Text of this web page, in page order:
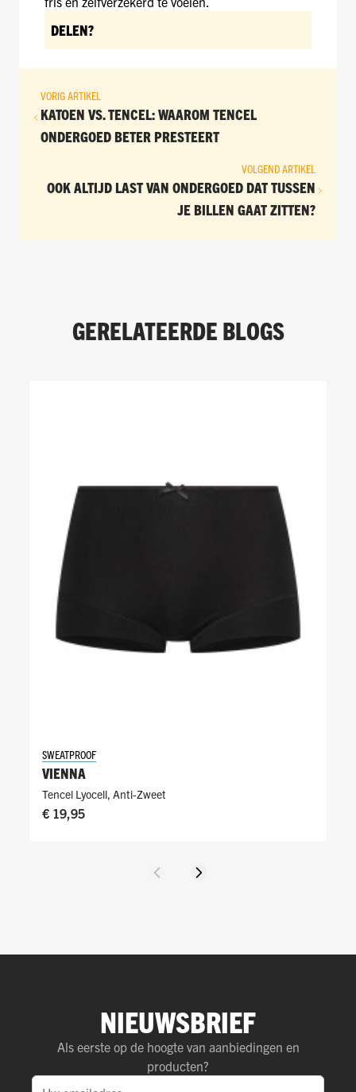
DELEN?
VORIG ARTIKEL
KATOEN VS. TENCEL: WAAROM TENCEL
ONDERGOED BETER PRESTEERT
VOLGEND ARTIKEL
OOK ALTIJD LAST VAN ONDERGOED DAT TUSSEN
JE BILLEN GAAT ZITTEN?
GERELATEERDE BLOGS
SWEATPROOF
VIENNA
Tencel Lyocell, Anti-Zweet
€ 19,95
Vorige Volgende
NIEUWSBRIEF
Als eerste op de hoogte van aanbiedingen en
producten?